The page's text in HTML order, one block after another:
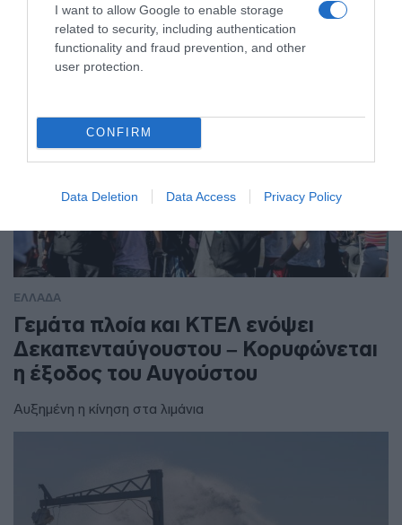
I want to allow Google to enable storage
related to security, including authentication
functionality and fraud prevention, and other
user protection.
CONFIRM
Data Deletion Data Access Privacy Policy
Συνελήφθη ο δράστης
ΕΛΛΑΔΑ
Γεμάτα πλοία και ΚΤΕΛ ενόψει
Δεκαπενταύγουστου – Κορυφώνεται
η έξοδος του Αυγούστου
Αυξημένη η κίνηση στα λιμάνια